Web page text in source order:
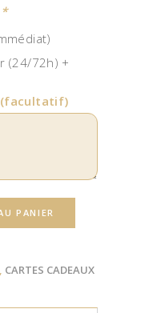
*
(24/72h) +
(facultatif)
PANIER
, CARTES CADEAUX